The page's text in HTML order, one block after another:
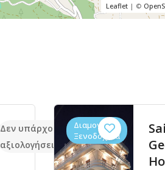
Leaflet| ©
Δεν υπάρχουν ακόμα
αξιολογήσεις
Διαμονή,
Ξενοδοχεία